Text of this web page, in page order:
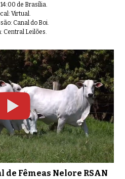
de Brasília.
Virtual.
Canal do Boi.
Central Leilões.
de Fêmeas Nelore RSAN